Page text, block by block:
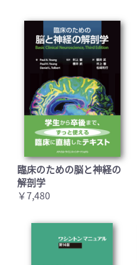
臨床のための脳と神経の
解剖学
￥7,480